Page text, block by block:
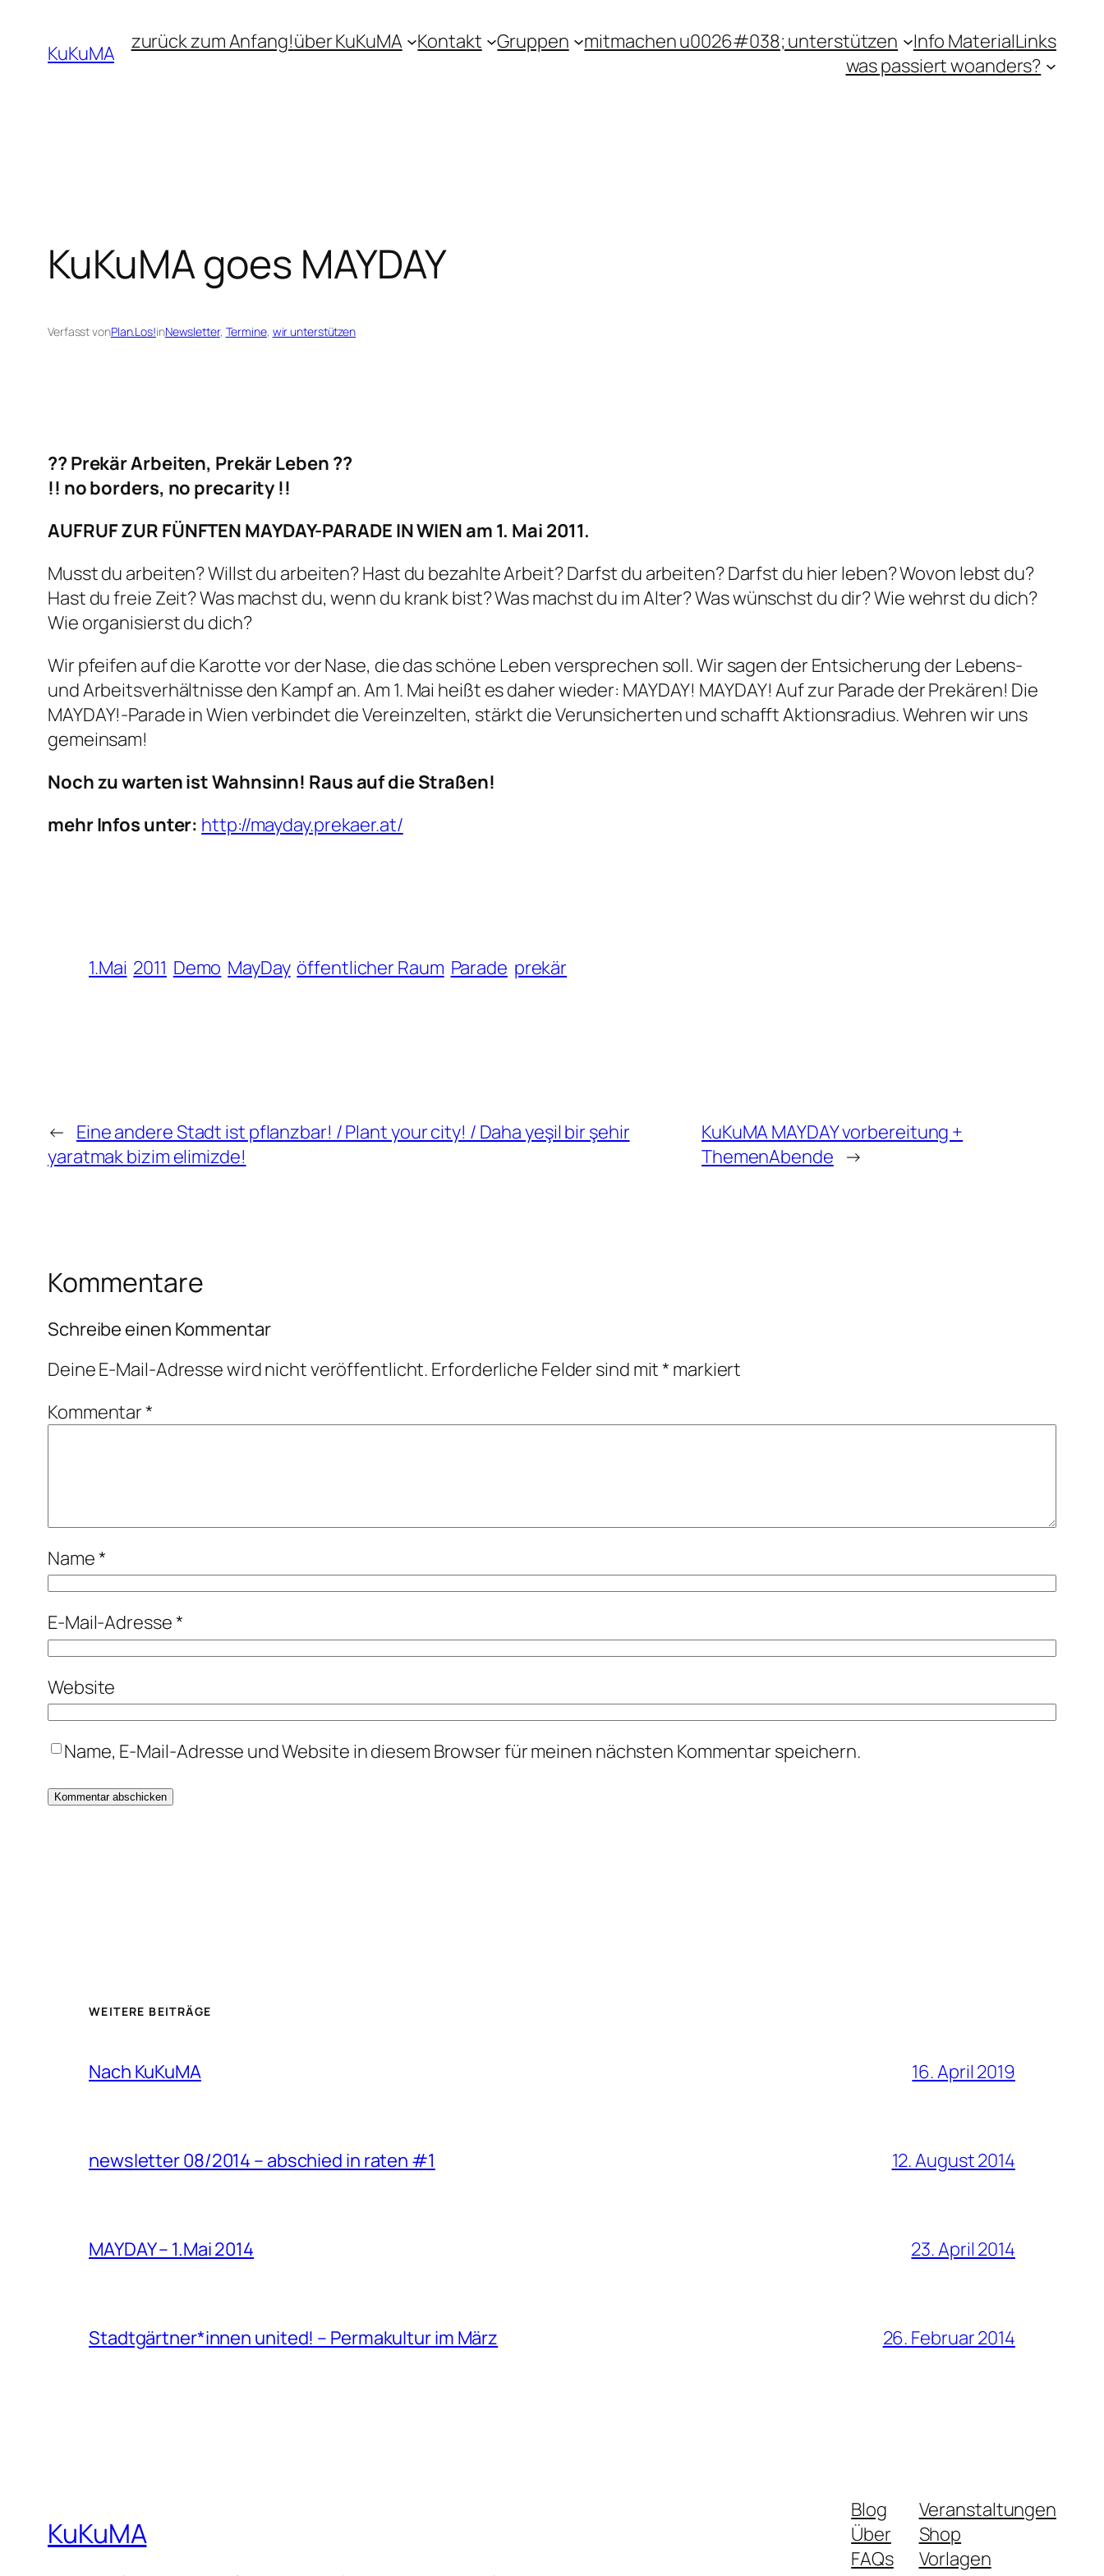
Inhalt
springen
KuKuMA zurück zum Anfang!über KuKuMA Kontakt Gruppen mitmachen u0026#038; unterstützen Info MaterialLinks
was passiert woanders?
KuKuMA goes MAYDAY
Verfasst vonPlan.Los!inNewsletter, Termine, wir unterstützen
?? Prekär Arbeiten, Prekär Leben ??
!! no borders, no precarity !!
AUFRUF ZUR FÜNFTEN MAYDAY-PARADE IN WIEN am 1. Mai 2011.
Musst du arbeiten? Willst du arbeiten? Hast du bezahlte Arbeit? Darfst du arbeiten? Darfst du hier leben? Wovon lebst du?
Hast du freie Zeit? Was machst du, wenn du krank bist? Was machst du im Alter? Was wünschst du dir? Wie wehrst du dich?
Wie organisierst du dich?
Wir pfeifen auf die Karotte vor der Nase, die das schöne Leben versprechen soll. Wir sagen der Entsicherung der Lebens-
und Arbeitsverhältnisse den Kampf an. Am 1. Mai heißt es daher wieder: MAYDAY! MAYDAY! Auf zur Parade der Prekären! Die
MAYDAY!-Parade in Wien verbindet die Vereinzelten, stärkt die Verunsicherten und schafft Aktionsradius. Wehren wir uns
gemeinsam!
Noch zu warten ist Wahnsinn! Raus auf die Straßen!
mehr Infos unter: http://mayday.prekaer.at/
1.Mai 2011 Demo MayDay öffentlicher Raum Parade prekär
← Eine andere Stadt ist pflanzbar! / Plant your city! / Daha yeşil bir şehir
yaratmak bizim elimizde!
KuKuMA MAYDAY vorbereitung +
ThemenAbende →
Kommentare
Schreibe einen Kommentar
Deine E-Mail-Adresse wird nicht veröffentlicht. Erforderliche Felder sind mit* markiert
Kommentar*
Name*
E-Mail-Adresse*
Website
Name, E-Mail-Adresse und Website in diesem Browser für meinen nächsten Kommentar speichern.
WEITERE BEITRÄGE
Nach KuKuMA 16. April 2019
newsletter 08/2014 – abschied in raten #1 12. August 2014
MAYDAY – 1.Mai 2014 23. April 2014
Stadtgärtner*innen united! – Permakultur im März 26. Februar 2014
KuKuMA
Blog
Über
FAQs
Veranstaltungen
Shop
Vorlagen